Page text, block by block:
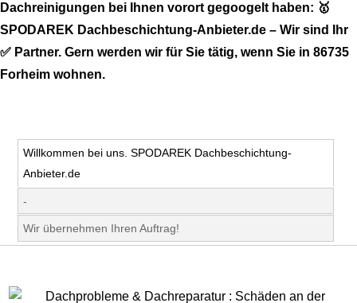
Dachreinigungen bei Ihnen vorort gegoogelt haben: 🥇
SPODAREK Dachbeschichtung-Anbieter.de – Wir sind Ihr
✅ Partner. Gern werden wir für Sie tätig, wenn Sie in 86735
Forheim wohnen.
Willkommen bei uns. SPODAREK Dachbeschichtung-
Anbieter.de
-
Wir übernehmen Ihren Auftrag!